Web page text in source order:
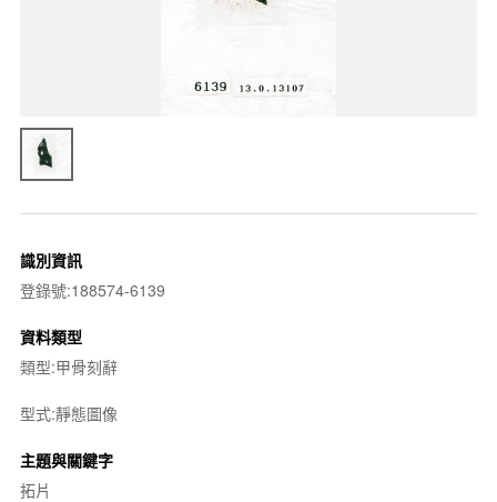
識別資訊
登錄號:188574-6139
資料類型
類型:甲骨刻辭
型式:靜態圖像
主題與關鍵字
拓片